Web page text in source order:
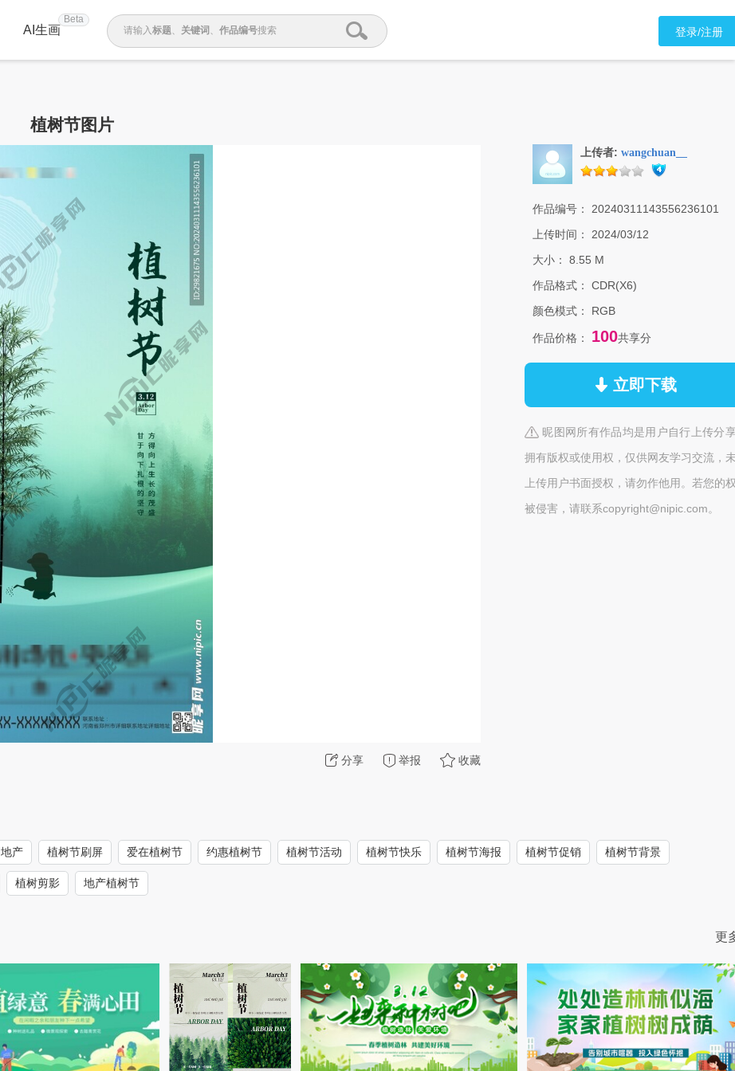
AI生画
Beta
请输入标题、 关键词 、 作品编号搜索 登录/注册
植树节图片
分享 举报 收藏
上传者: wangchuan__
作品编号：
20240311143556236101
上传时间：
2024/03/12
大小：
8.55 M
作品格式：
CDR(X6)
颜色模式：
RGB
作品价格： 100共享分
立即下载
昵图网所有作品均是用户自行上传分
拥有版权或使用权，仅供网友学习交流，
上传用户书面授权，请勿作他用。若您的
被侵害，请联系copyright@nipic.com。
地产 植树节刷屏 爱在植树节 约惠植树节 植树节活动 植树节快乐 植树节海报 植树节促销 植树节背景
植树剪影 地产植树节
更